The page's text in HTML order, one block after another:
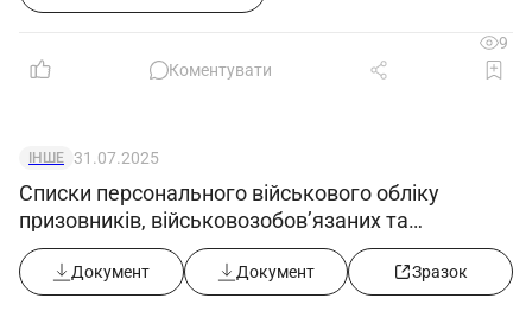
9
Коментувати
ІНШЕ 31.07.2025
Списки персонального військового обліку
призовників, військовозобов’язаних та
резервістів ((додаток 5) в редакції постанови
КМУ від 30.07.2025 №916))
Документ Документ Зразок